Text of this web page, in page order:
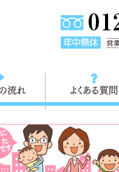
ご依頼の流れ